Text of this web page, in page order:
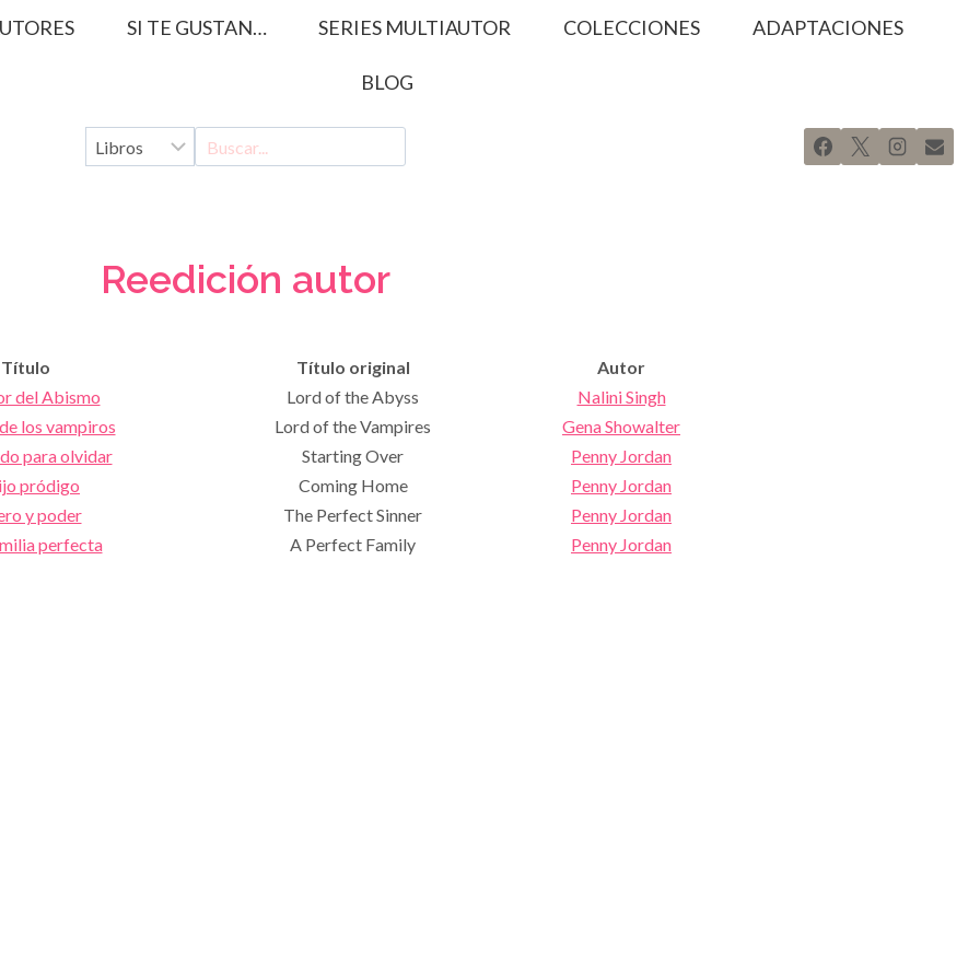
SI TE GUSTAN… SERIES MULTIAUTOR COLECCIONES ADAPTACIONES
BLOG
Reedición autor
Título Título original
Autor
del Abismo Lord of the Abyss
Nalini Singh
los vampiros Lord of the Vampires
Gena Showalter
para olvidar Starting Over
Penny Jordan
pródigo Coming Home
Penny Jordan
y poder The Perfect Sinner
Penny Jordan
perfecta A Perfect Family Penny Jordan